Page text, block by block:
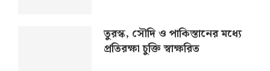
তুরস্ক, সৌদি ও পাকিস্তানের মধ্যে
প্রতিরক্ষা চুক্তি স্বাক্ষরিত